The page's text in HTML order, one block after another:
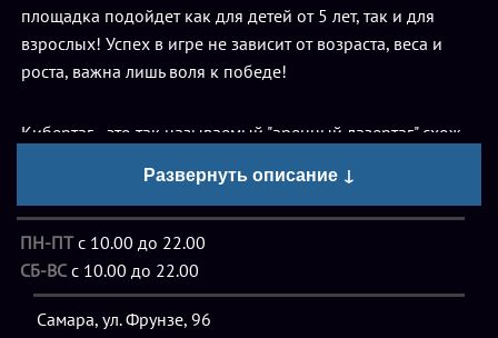
площадка подойдет как для детей от 5 лет, так и для
взрослых! Успех в игре не зависит от возраста, веса и
роста, важна лишь воля к победе!
Кибертаг - это так называемый "аренный лазертаг" схож
специальном помещении, в красочном лабиринте со
спецэффектами и музыкой. Экипировка в кибертаге
намного легче, что гораздо удобнее как для детей так и
для взрослых!
Существует множество сценариев с захватом баз,
Развернуть описание ↓
ПН-ПТс 10.00 до 22.00
СБ-ВС с 10.00 до 22.00
Самара, ул. Фрунзе, 96